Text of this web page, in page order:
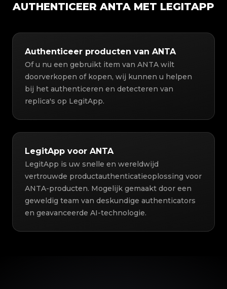
AUTHENTICEER ANTA MET LEGITAPP
Authenticeer producten van ANTA
Of u nu een gebruikt item van ANTA wilt
doorverkopen of kopen, wij kunnen u helpen
bij het authenticeren en detecteren van
replica's op LegitApp.
LegitApp voor ANTA
LegitApp is uw snelle en wereldwijd
vertrouwde productauthenticatieoplossing voor
ANTA-producten. Mogelijk gemaakt door een
geweldig team van deskundige authenticators
en geavanceerde AI-technologie.